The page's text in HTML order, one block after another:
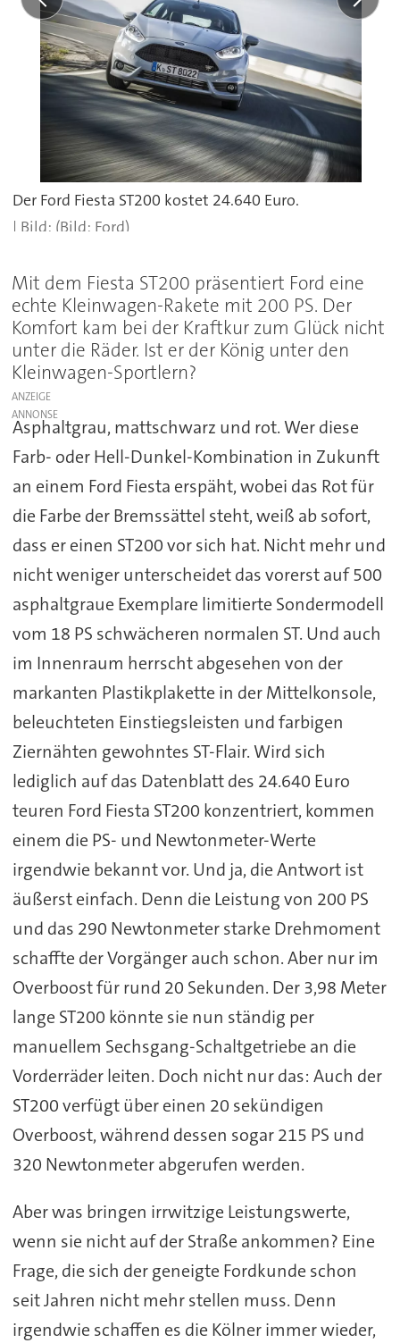
Der Ford Fiesta ST200 kostet 24.640 Euro.
(Bild: Ford)
Mit dem Fiesta ST200 präsentiert Ford eine
echte Kleinwagen-Rakete mit 200 PS. Der
Komfort kam bei der Kraftkur zum Glück nicht
unter die Räder. Ist er der König unter den
Kleinwagen-Sportlern?
ANZEIGE
Asphaltgrau, mattschwarz und rot. Wer diese
Farb- oder Hell-Dunkel-Kombination in Zukunft
an einem Ford Fiesta erspäht, wobei das Rot für
die Farbe der Bremssättel steht, weiß ab sofort,
dass er einen ST200 vor sich hat. Nicht mehr und
nicht weniger unterscheidet das vorerst auf 500
asphaltgraue Exemplare limitierte Sondermodell
vom 18 PS schwächeren normalen ST. Und auch
im Innenraum herrscht abgesehen von der
markanten Plastikplakette in der Mittelkonsole,
beleuchteten Einstiegsleisten und farbigen
Ziernähten gewohntes ST-Flair. Wird sich
lediglich auf das Datenblatt des 24.640 Euro
teuren Ford Fiesta ST200 konzentriert, kommen
einem die PS- und Newtonmeter-Werte
irgendwie bekannt vor. Und ja, die Antwort ist
äußerst einfach. Denn die Leistung von 200 PS
und das 290 Newtonmeter starke Drehmoment
schaffte der Vorgänger auch schon. Aber nur im
Overboost für rund 20 Sekunden. Der 3,98 Meter
lange ST200 könnte sie nun ständig per
manuellem Sechsgang-Schaltgetriebe an die
Vorderräder leiten. Doch nicht nur das: Auch der
ST200 verfügt über einen 20 sekündigen
Overboost, während dessen sogar 215 PS und
320 Newtonmeter abgerufen werden.
Aber was bringen irrwitzige Leistungswerte,
wenn sie nicht auf der Straße ankommen? Eine
Frage, die sich der geneigte Fordkunde schon
seit Jahren nicht mehr stellen muss. Denn
irgendwie schaffen es die Kölner immer wieder,